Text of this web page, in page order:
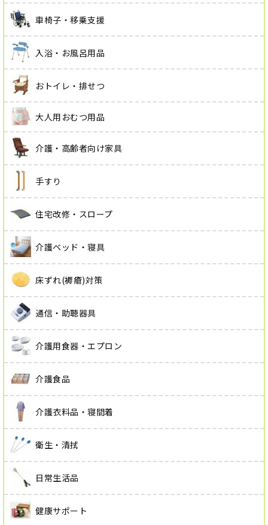
車椅子・移乗支援
入浴・お風呂用品
おトイレ・排せつ
大人用おむつ用品
介護・高齢者向け家具
手すり
住宅改修・スロープ
介護ベッド・寝具
床ずれ(褥瘡)対策
通信・助聴器具
介護用食器・エプロン
介護食品
介護衣料品・寝間着
衛生・清拭
日常生活品
健康サポート